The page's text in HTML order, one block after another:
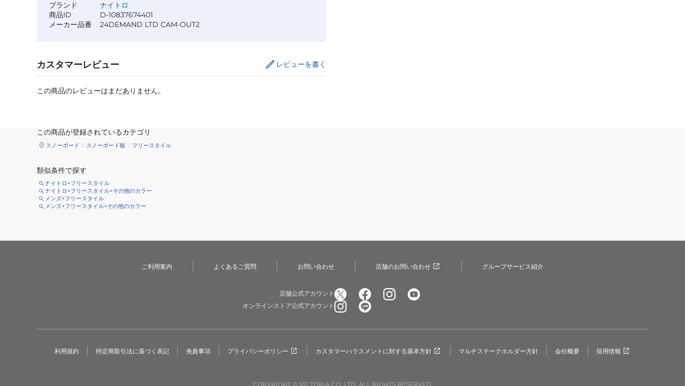
ブランド
ナイトロ
商品ID
D-10837674401
メーカー品番
24DEMAND LTD CAM-OUT2
カスタマーレビュー レビューを書く
この商品のレビューはまだありません。
この商品が登録されているカテゴリ
スノーボード スノーボード板 フリースタイル
類似条件で探す
ナイトロ×フリースタイル
ナイトロ×フリースタイル×その他のカラー
メンズ×フリースタイル
メンズ×フリースタイル×その他のカラー
ご利用案内 よくあるご質問 お問い合わせ 店舗のお問い合わせ グループサービス紹介
店舗公式アカウント
オンラインストア公式アカウント
利用規約 特定商取引法に基づく表記 免責事項 プライバシーポリシー カスタマーハラスメントに対する基本方針 マルチステークホルダー方針 会社概要 採用情報
COPYRIGHT © VICTORIA CO.,LTD. ALL RIGHTS RESERVED.